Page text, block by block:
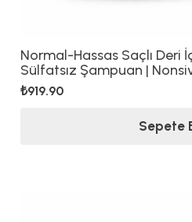
Normal-Hassas Saçlı Deri
Sülfatsız Şampuan |
₺919.90
Sepete